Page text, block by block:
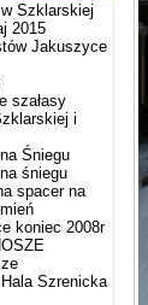
Szklarskiej
2015
Jakuszyce
szałasy
i
Śniegu
śniegu
spacer na
koniec 2008r
Szrenicka